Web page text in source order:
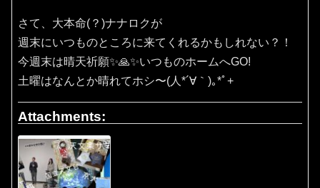
さて、大本命(？)ナナロクが
週末にいつものところに来てくれるかもしれない？！
今週末は晴天祈願✨️🙏✨️いつものホームへGO!
土曜はなんとか晴れてホシ〜(⁠人⁠*⁠´⁠∀⁠｀⁠)⁠｡⁠*ﾟ⁠+
Attachments: